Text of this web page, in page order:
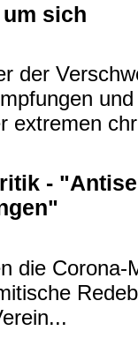
sich
der
extremen
-
die